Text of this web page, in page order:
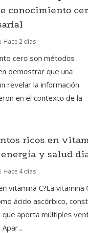
conocimiento
Hace 2 días
cero son métodos
demostrar que una
revelar la información
en el contexto de la
ricos en
y salud
Hace 4 días
vitamina C?La vitamina
ácido ascórbico,
aporta múltiples